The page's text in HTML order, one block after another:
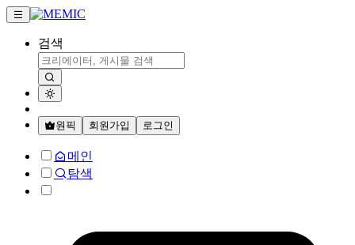
검색
원픽 회원가입 로그인
메인
탐색